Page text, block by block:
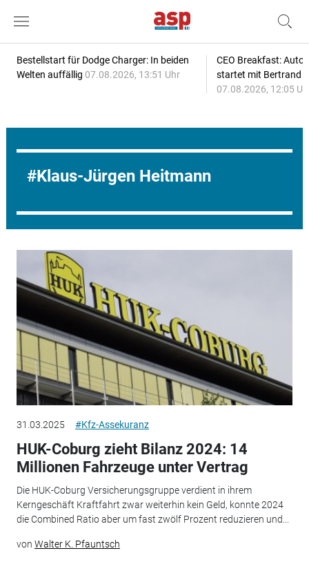
Bestellstart für Dodge Charger: In beiden
Welten auffällig 07.08.2026, 13:51 Uhr
CEO Breakfast:
startet mit Bertrand
07.08.2026, 12:05
Klaus-Jürgen Heitmann
31.03.2025 #Kfz-Assekuranz
HUK-Coburg zieht Bilanz 2024: 14
Millionen Fahrzeuge unter Vertrag
Die HUK-Coburg Versicherungsgruppe verdient in ihrem
Kerngeschäft Kraftfahrt zwar weiterhin kein Geld, konnte 2024
die Combined Ratio aber um fast zwölf Prozent reduzieren und...
von Walter K. Pfauntsch